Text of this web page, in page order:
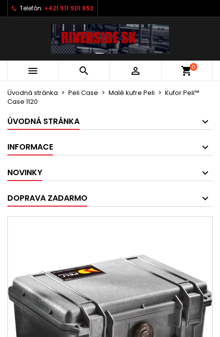
Telefón: +421 911 901 852
   shopping_cart0
Úvodná stránka Peli Case Malé kufre Peli
Kufor Peli™
Case 1120
ÚVODNÁ STRÁNKA
INFORMACE
NOVINKY
DOPRAVA ZADARMO